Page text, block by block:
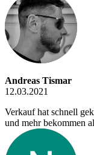
Andreas Tismar
12.03.2021
Verkauf hat schnell
und mehr bekommen